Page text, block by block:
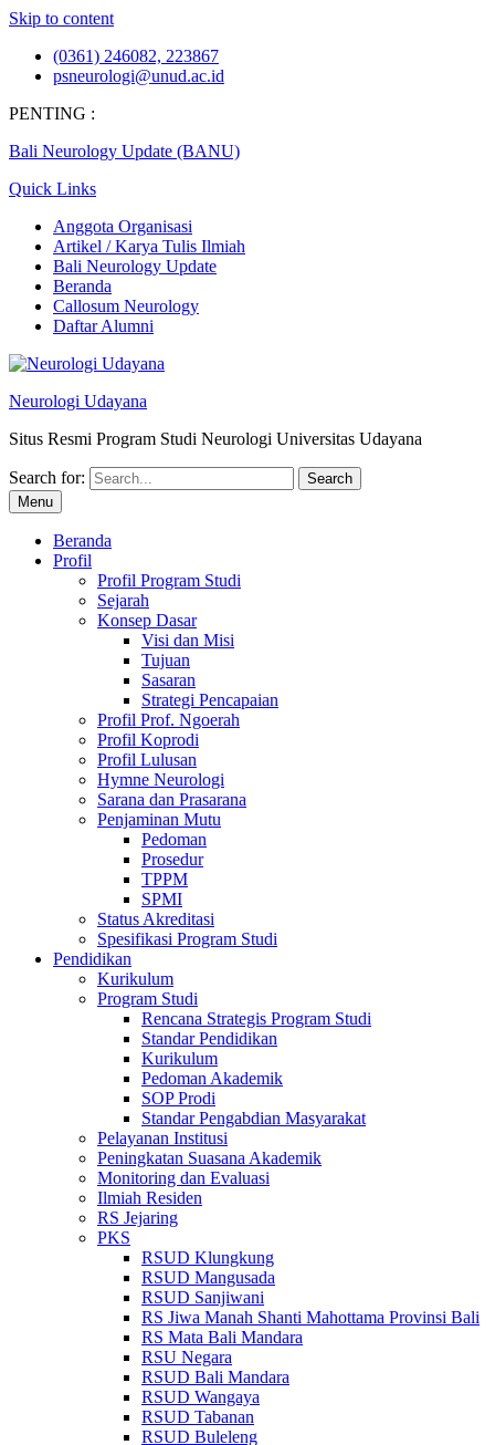
Skip to content
(0361) 246082, 223867
psneurologi@unud.ac.id
PENTING :
Bali Neurology Update (BANU)
Quick Links
Anggota Organisasi
Artikel / Karya Tulis Ilmiah
Bali Neurology Update
Beranda
Callosum Neurology
Daftar Alumni
Neurologi Udayana
Situs Resmi Program Studi Neurologi Universitas Udayana
Search for:
Menu
Beranda
Profil
Profil Program Studi
Sejarah
Konsep Dasar
Visi dan Misi
Tujuan
Sasaran
Strategi Pencapaian
Profil Prof. Ngoerah
Profil Koprodi
Profil Lulusan
Hymne Neurologi
Sarana dan Prasarana
Penjaminan Mutu
Pedoman
Prosedur
TPPM
SPMI
Status Akreditasi
Spesifikasi Program Studi
Pendidikan
Kurikulum
Program Studi
Rencana Strategis Program Studi
Standar Pendidikan
Kurikulum
Pedoman Akademik
SOP Prodi
Standar Pengabdian Masyarakat
Pelayanan Institusi
Peningkatan Suasana Akademik
Monitoring dan Evaluasi
Ilmiah Residen
RS Jejaring
PKS
RSUD Klungkung
RSUD Mangusada
RSUD Sanjiwani
RS Jiwa Manah Shanti Mahottama Provinsi Bali
RS Mata Bali Mandara
RSU Negara
RSUD Bali Mandara
RSUD Wangaya
RSUD Tabanan
RSUD Buleleng